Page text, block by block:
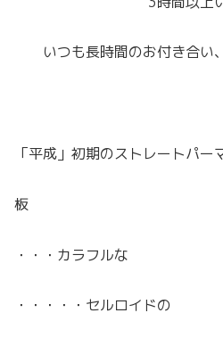
いつも長時間のお付き合い
「平成」初期のストレートパー
板
・・・カラフルな
・・・・・セルロイドの